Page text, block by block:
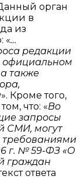
орган
в
из
«…
редакции
официальном
также
». Кроме того,
что: «Во
запросы
СМИ, могут
требованиями
г. № 59-ФЗ «О
граждан
ответа